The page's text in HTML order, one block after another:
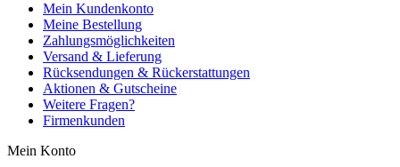
Mein Kundenkonto
Meine Bestellung
Zahlungsmöglichkeiten
Versand & Lieferung
Rücksendungen & Rückerstattungen
Aktionen & Gutscheine
Weitere Fragen?
Firmenkunden
Mein Konto